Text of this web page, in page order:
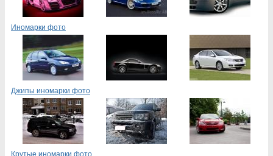
Иномарки фото
Джипы иномарки фото
Крутые иномарки фото